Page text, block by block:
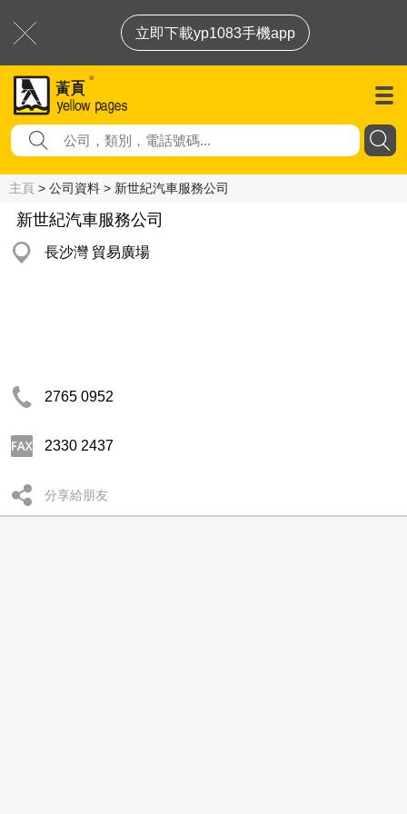
立即下載yp1083手機app
主頁 > 公司資料 > 新世紀汽車服務公司
新世紀汽車服務公司
長沙灣 貿易廣場
2765 0952
2330 2437
分享給朋友